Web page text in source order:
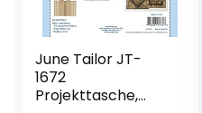
June Tailor JT-
1672
Projekttasche,